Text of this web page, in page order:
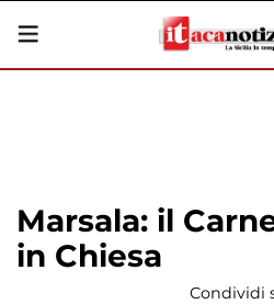
Marsala: il
in Chiesa
Condividi